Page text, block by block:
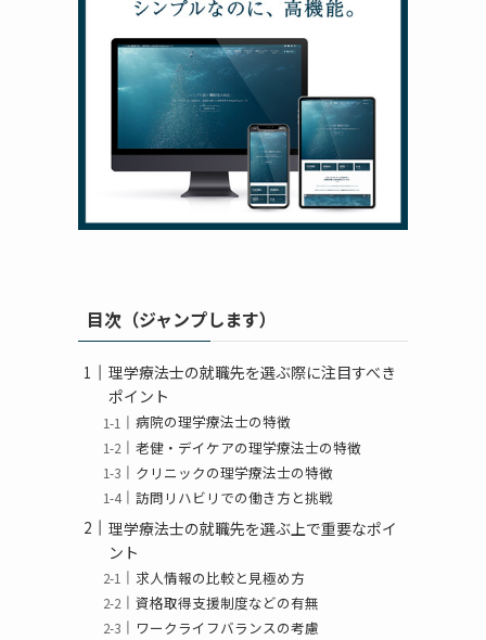
目次（ジャンプします）
理学療法士の就職先を選ぶ際に注目すべき
ポイント
病院の理学療法士の特徴
老健・デイケアの理学療法士の特徴
クリニックの理学療法士の特徴
訪問リハビリでの働き方と挑戦
理学療法士の就職先を選ぶ上で重要なポイ
ント
求人情報の比較と見極め方
資格取得支援制度などの有無
ワークライフバランスの考慮